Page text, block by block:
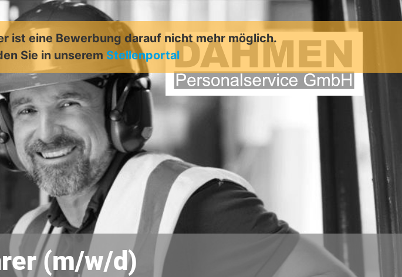
ist eine Bewerbung darauf nicht mehr möglich.
Sie in unserem Stellenportal
(m/w/d)